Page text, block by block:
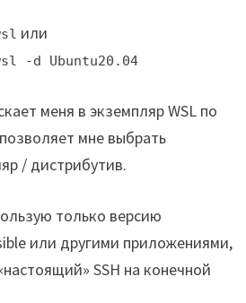
или
-d Ubuntu20.04
меня в экземпляр WSL по
мне выбрать
/ дистрибутив.
только версию
или другими приложениями,
SSH на конечной